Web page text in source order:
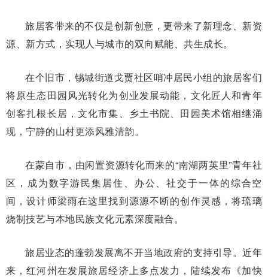
旅居客带来的不仅是创新创意，更带来了新理念、新资
源、新方式，实现人与城市的双向赋能、共生成长。
在个旧市，锡城街道戈贾社区哨冲居民小组的旅居客们
将原生态田园风光转化为创业发展动能，文化匠人和青年
创客扎根长居，文化市集、乡土书院、田园美术馆相继涌
现，宁静的山村更添风雅清韵。
在蒙自市，由闲置资源转化而来的“南湖两英里”青年社
区，成为数字游民集居住、办公、社交于一体的综合空
间，设计师梁雨在这里找到源源不断的创作灵感，将琉璃
烧制技艺与本地民族文化元素深度融合。
旅居业态的蓬勃发展离不开当地政府的支持引导。近年
来，红河州在发展旅居经济上多点发力，陆续发布《加快